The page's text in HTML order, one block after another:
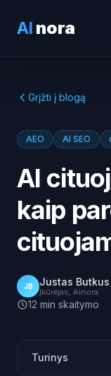
AI nora
Grįžti į blogą
AEO AI SEO
AI
kaip
JB Justas Butkus
Įkūrėjas, Ainora ·
12 min skaitymo
Turinys